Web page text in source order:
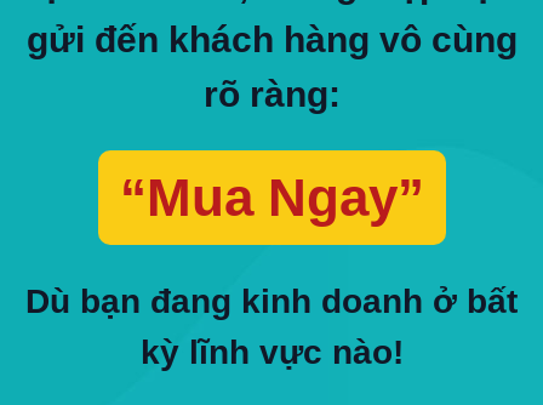
gửi đến khách hàng vô cùng
rõ ràng:
“Mua Ngay”
Dù bạn đang kinh doanh ở bất
kỳ lĩnh vực nào!